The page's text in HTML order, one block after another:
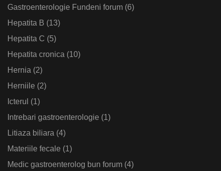
Gastroenterologie Fundeni forum (6)
Hepatita B (13)
Hepatita C (5)
Hepatita cronica (10)
Hernia (2)
Herniile (2)
Icterul (1)
Intrebari gastroenterologie (1)
Litiaza biliara (4)
Materiile fecale (1)
Medic gastroenterolog bun forum (4)